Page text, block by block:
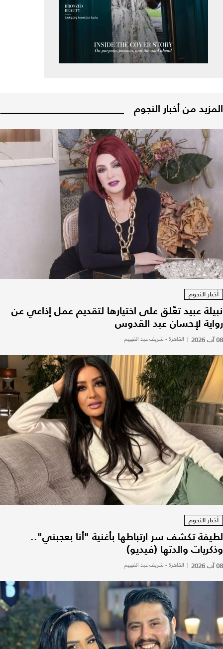
المزيد من أخبار النجوم
أخبار النجوم
نبيلة عبيد تعّلق على اختيارها لتقديم عمل إذاعي عن
رواية لإحسان عبد القدوس
08 آب 2026 | القاهرة - شريف عبد الفهيم
أخبار النجوم
لطيفة تكشف سر ارتباطها بأغنية "أنا بعجبني"..
وذكريات والدتها (فيديو)
08 آب 2026 | القاهرة - شريف عبد الفهيم